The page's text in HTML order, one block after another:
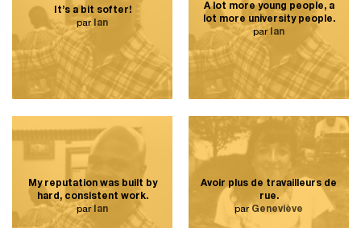
It’s a bit softer!
par Ian
A lot more young people, a
lot more university people.
par Ian
My reputation was built by
hard, consistent work.
par Ian
Avoir plus de travailleurs de
rue.
par Geneviève